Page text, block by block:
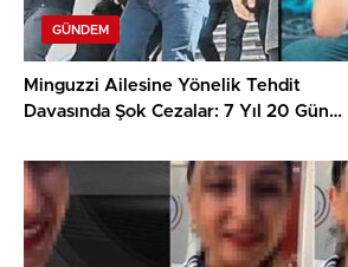
GÜNDEM
Minguzzi Ailesine Yönelik Tehdit
Davasında Şok Cezalar: 7 Yıl 20 Gün